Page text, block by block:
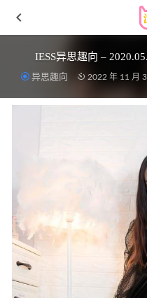
IESS异思趣向 –
异思趣向 2022 年 11 月
[微密圈]lelepigbaby – 地
[爱尤物]2022 NO.2467
2023-07-18
咬一口兔娘(yiko湿润兔) –
弥斯』 [121P3V-1.70GB]
[微密圈]俏妞qiaoniuTT –